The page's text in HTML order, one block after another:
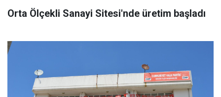
Orta Ölçekli Sanayi Sitesi'nde üretim başladı